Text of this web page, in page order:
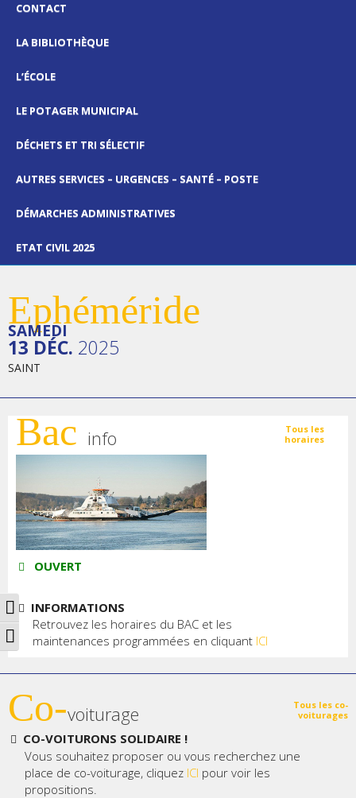
Passer en contraste élevé
Changer la taille de la police
CONTACT
LA BIBLIOTHÈQUE
L’ÉCOLE
LE POTAGER MUNICIPAL
DÉCHETS ET TRI SÉLECTIF
AUTRES SERVICES – URGENCES – SANTÉ – POSTE
DÉMARCHES ADMINISTRATIVES
ETAT CIVIL 2025
Ephéméride
SAMEDI
13 DÉC. 2025
SAINT
Tous les
horaires
Bac info
OUVERT
INFORMATIONS
Retrouvez les horaires du BAC et les
maintenances programmées en cliquant ICI
Tous les co-
voiturages
Co-voiturage
CO-VOITURONS SOLIDAIRE !
Vous souhaitez proposer ou vous recherchez une
place de co-voiturage, cliquez ICI pour voir les
propositions.